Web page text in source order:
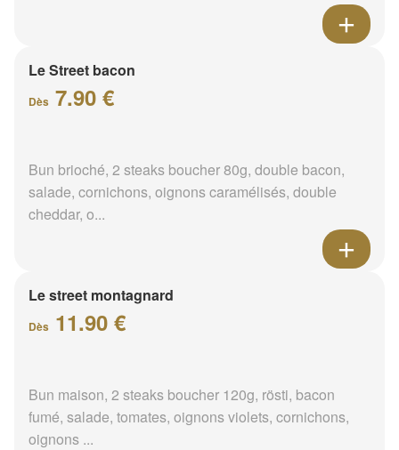
Le Street bacon
Dès 7.90 €
Bun brioché, 2 steaks boucher 80g, double bacon,
salade, cornichons, oignons caramélisés, double
cheddar, o...
Le street montagnard
Dès 11.90 €
Bun maison, 2 steaks boucher 120g, rösti, bacon
fumé, salade, tomates, oignons violets, cornichons,
oignons ...